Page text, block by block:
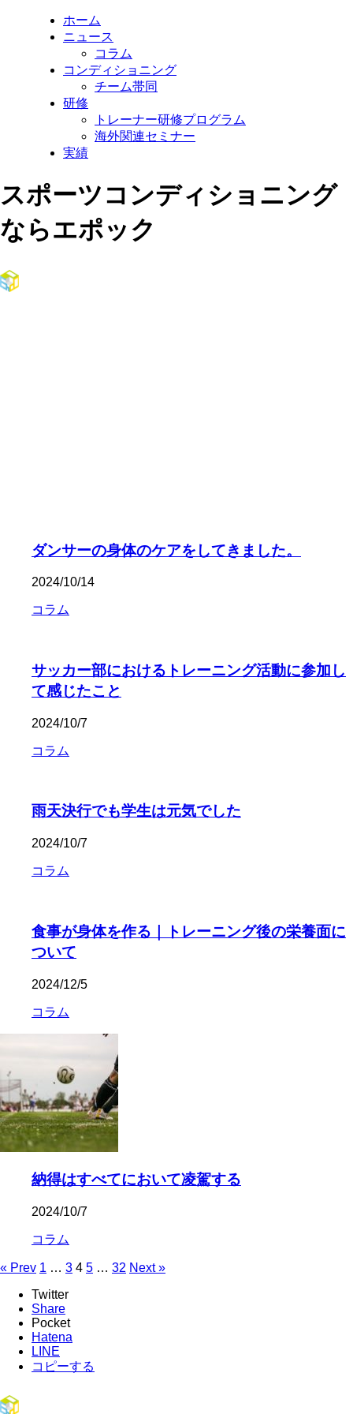
ホーム
ニュース
コラム
コンディショニング
チーム帯同
研修
トレーナー研修プログラム
海外関連セミナー
実績
スポーツコンディショニング
ならエポック
ダンサーの身体のケアをしてきました。
2024/10/14
コラム
サッカー部におけるトレーニング活動に参加し
て感じたこと
2024/10/7
コラム
雨天決行でも学生は元気でした
2024/10/7
コラム
食事が身体を作る｜トレーニング後の栄養面に
ついて
2024/12/5
コラム
納得はすべてにおいて凌駕する
2024/10/7
コラム
« Prev 1 … 3 4 5 … 32 Next »
Twitter
Share
Pocket
Hatena
LINE
コピーする